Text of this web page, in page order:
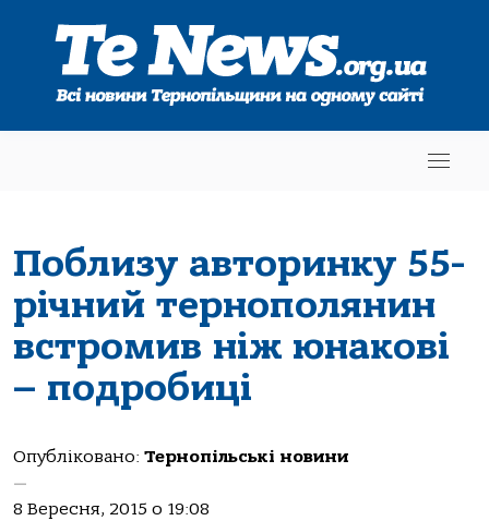
Поблизу авторинку 55-
річний тернополянин
встромив ніж юнакові
– подробиці
Опубліковано: Тернопільські новини
—
8 Вересня, 2015 о 19:08